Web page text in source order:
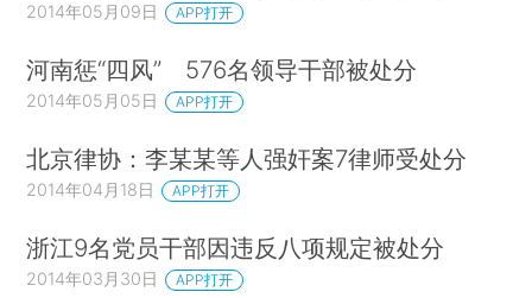
2014年05月09日 APP打开
河南惩“四风” 576名领导干部被处分
2014年05月05日 APP打开
北京律协：李某某等人强奸案7律师受处分
2014年04月18日 APP打开
浙江9名党员干部因违反八项规定被处分
2014年03月30日 APP打开